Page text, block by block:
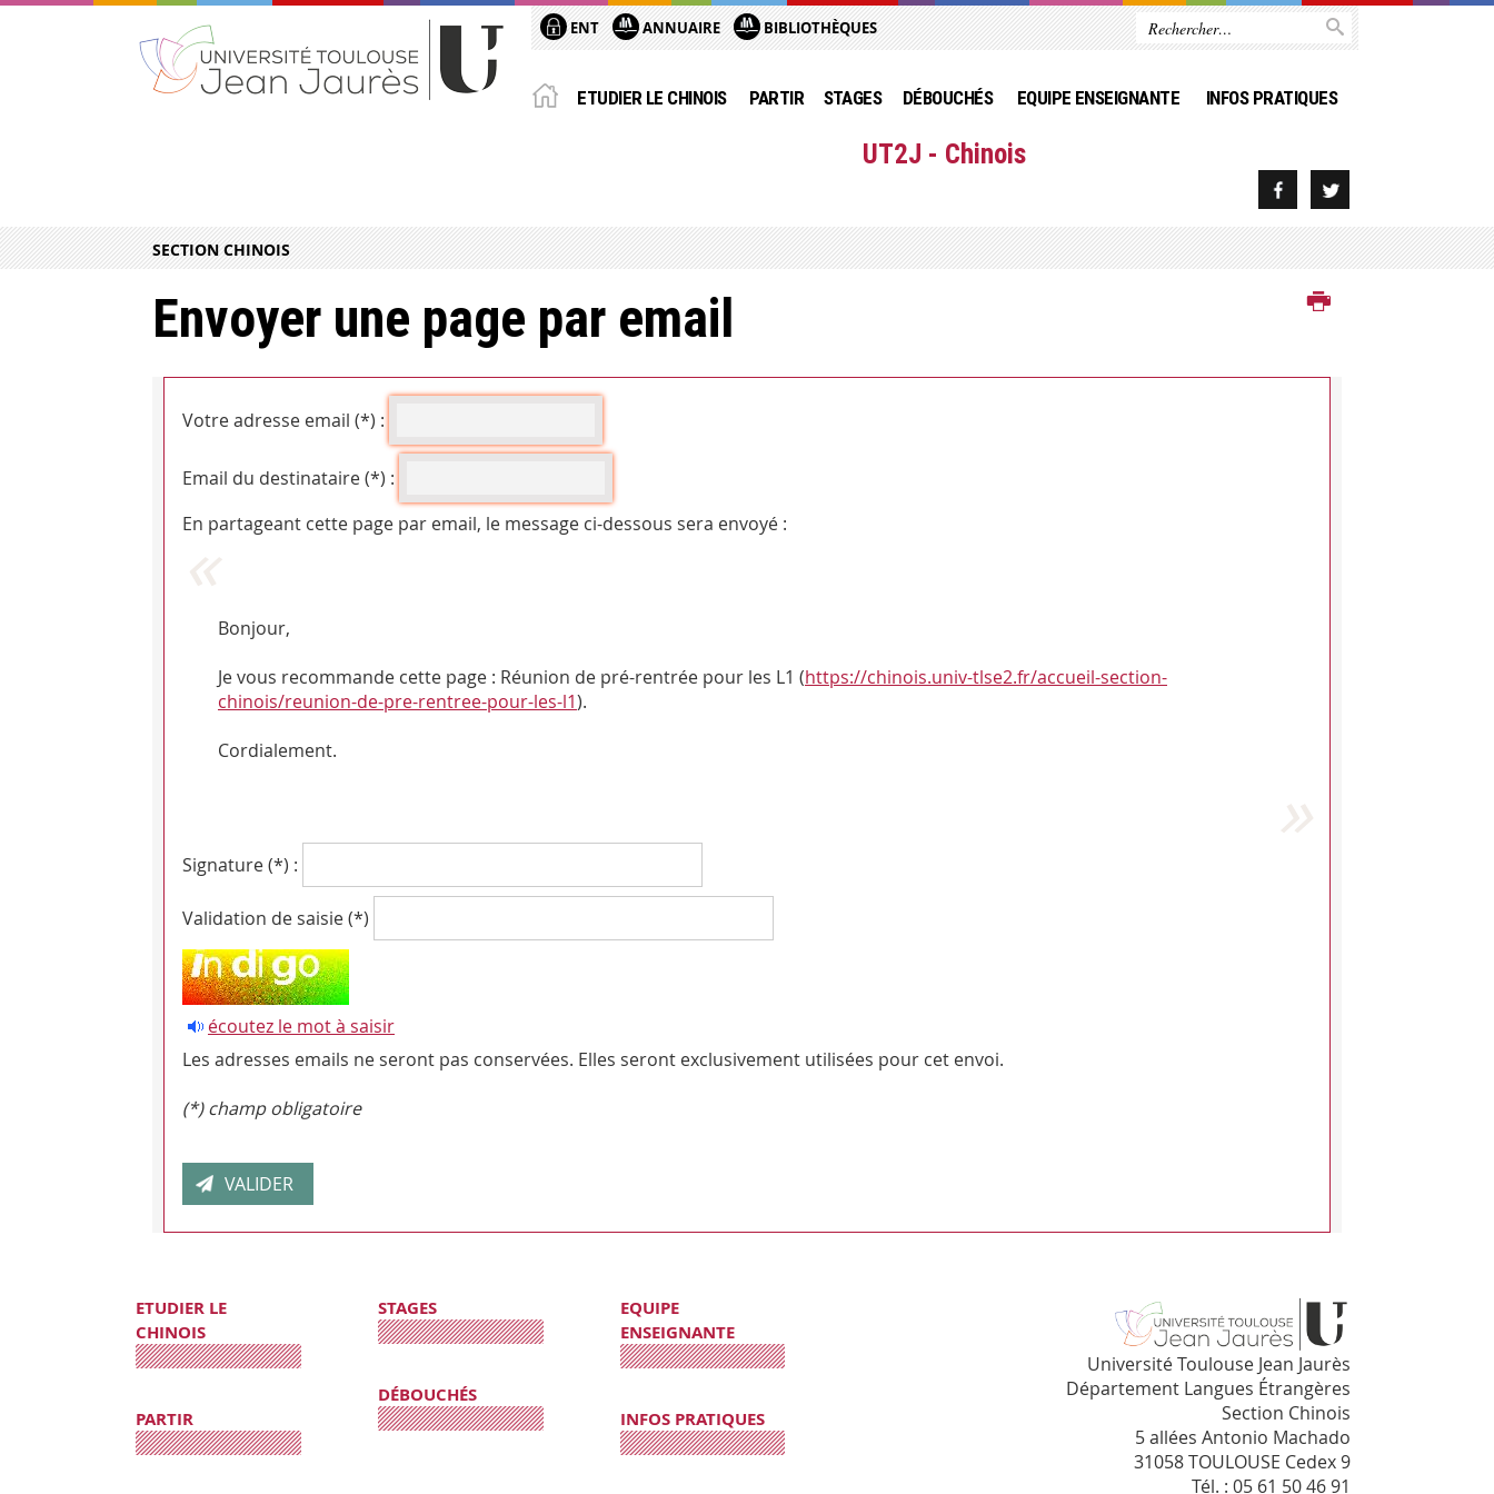
ENT ANNUAIRE BIBLIOTHÈQUES
ETUDIER LE CHINOIS PARTIR STAGES DÉBOUCHÉS EQUIPE ENSEIGNANTE INFOS PRATIQUES
UT2J - Chinois
SECTION CHINOIS
Envoyer une page par email
Votre adresse email (*) :
Email du destinataire (*) :
En partageant cette page par email, le message ci-dessous sera envoyé :
Bonjour,
Je vous recommande cette page : Réunion de pré-rentrée pour les L1 (https://chinois.univ-tlse2.fr/accueil-section-
chinois/reunion-de-pre-rentree-pour-les-l1).
Cordialement.
Signature (*) :
Validation de saisie (*)
écoutez le mot à saisir
Les adresses emails ne seront pas conservées. Elles seront exclusivement utilisées pour cet envoi.
(*) champ obligatoire
ETUDIER LE
CHINOIS
PARTIR
STAGES
DÉBOUCHÉS
EQUIPE
ENSEIGNANTE
INFOS PRATIQUES
Université Toulouse Jean Jaurès
Département Langues Étrangères
Section Chinois
5 allées Antonio Machado
31058 TOULOUSE Cedex 9
Tél. : 05 61 50 46 91